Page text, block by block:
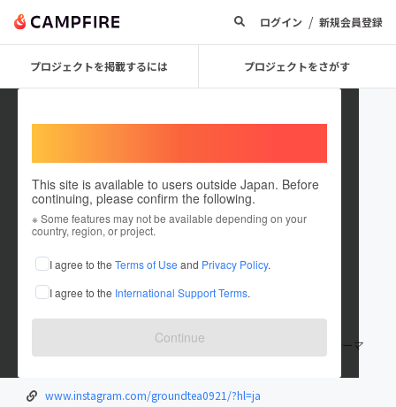
ログイン / 新規会員登録
プロジェクトを掲載するには プロジェクトをさがす
This site is available to users outside Japan. Before
continuing, please confirm the following.
※ Some features may not be available depending on your
country, region, or project.
I agree to the Terms of Use and Privacy Policy.
I agree to the International Support Terms.
Continue
GroundTea
これまでに1回支援して1件のプロジェクトを投稿しています
在住国：日本 現在地：東京都
出身国：未設定
9月21日から北参道にオープンする「可愛い」×「アングラ」がテーマ
のタピオカ屋さんです。
www.instagram.com/groundtea0921/?hl=ja